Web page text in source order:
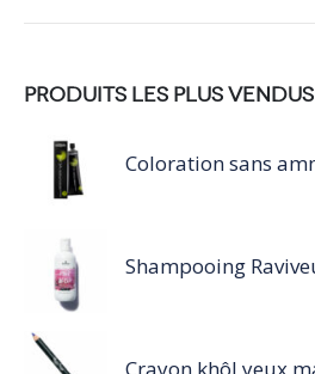
PRODUITS LES PLUS VENDUS